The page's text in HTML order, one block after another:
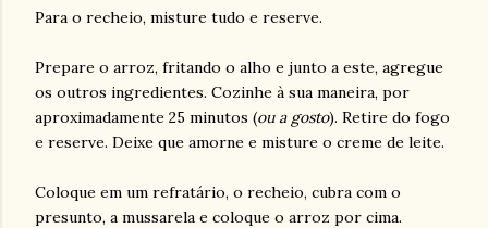
Para o recheio, misture tudo e reserve.
Prepare o arroz, fritando o alho e junto a este, agregue
os outros ingredientes. Cozinhe à sua maneira, por
aproximadamente 25 minutos (ou a gosto). Retire do fogo
e reserve. Deixe que amorne e misture o creme de leite.
Coloque em um refratário, o recheio, cubra com o
presunto, a mussarela e coloque o arroz por cima.